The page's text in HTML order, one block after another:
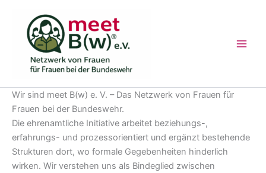
springen
Wir sind meet B(w) e. V. – Das Netzwerk von Frauen für
Frauen bei der Bundeswehr.
Die ehrenamtliche Initiative arbeitet beziehungs-,
erfahrungs- und prozessorientiert und ergänzt bestehende
Strukturen dort, wo formale Gegebenheiten hinderlich
wirken. Wir verstehen uns als Bindeglied zwischen